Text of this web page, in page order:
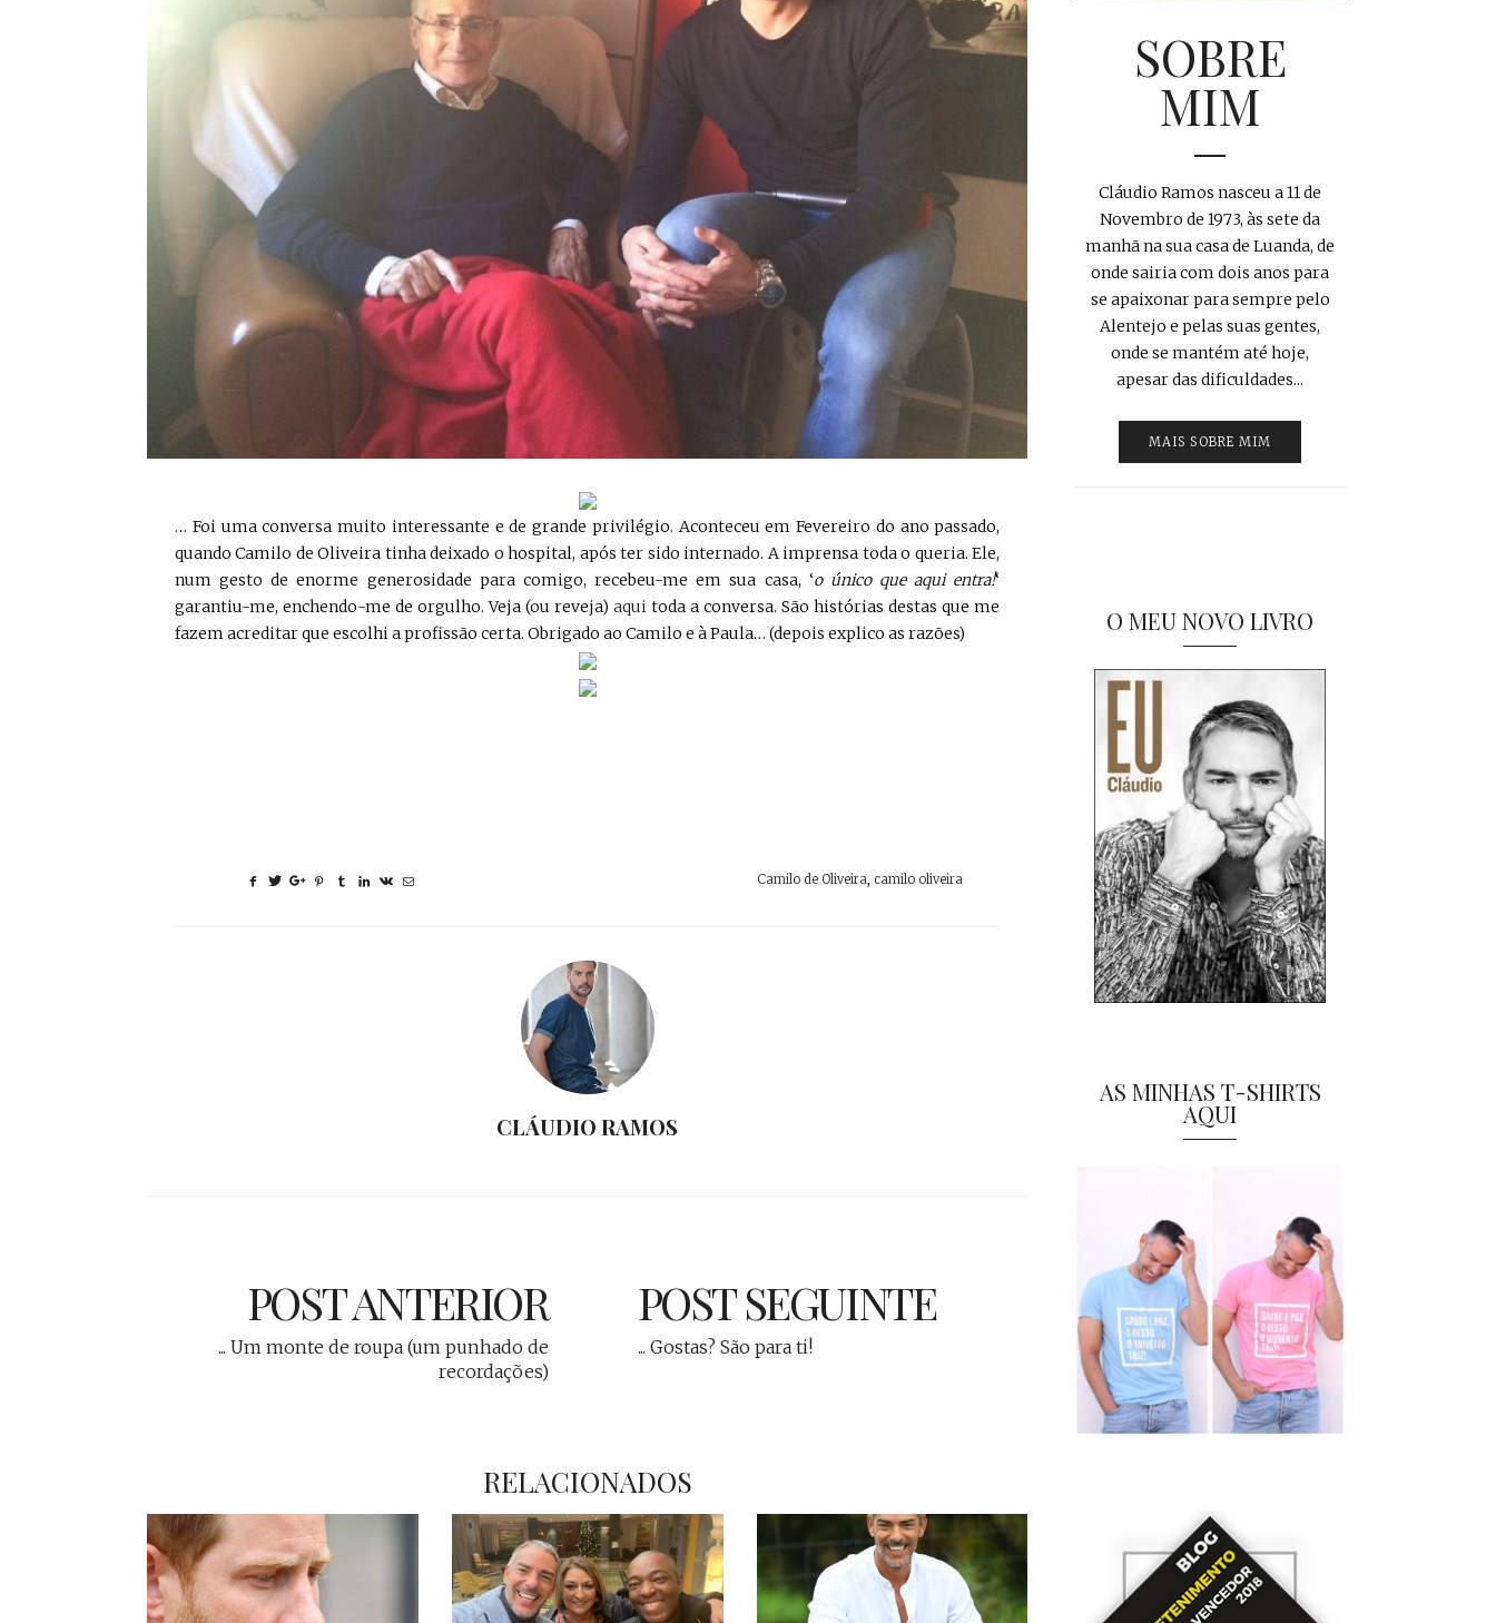
… Foi uma conversa muito interessante e de grande privilégio. Aconteceu em Fevereiro do ano passado,
quando Camilo de Oliveira tinha deixado o hospital, após ter sido internado. A imprensa toda o queria. Ele,
num gesto de enorme generosidade para comigo, recebeu-me em sua casa, ‘o único que aqui entra!‘
garantiu-me, enchendo-me de orgulho. Veja (ou reveja)aqui toda a conversa. São histórias destas que me
fazem acreditar que escolhi a profissão certa. Obrigado ao Camilo e à Paula… (depois explico as razões)
Camilo de Oliveira camilo oliveira
CLÁUDIO RAMOS
POST ANTERIOR
... Um monte de roupa (um punhado de
recordações)
POST SEGUINTE
... Gostas? São para ti!
RELACIONADOS
SOBRE
MIM
Cláudio Ramos nasceu a 11 de
Novembro de 1973, às sete da
manhã na sua casa de Luanda, de
onde sairia com dois anos para
se apaixonar para sempre pelo
Alentejo e pelas suas gentes,
onde se mantém até hoje,
apesar das dificuldades...
MAIS SOBRE MIM
O MEU NOVO LIVRO
AS MINHAS T-SHIRTS
AQUI